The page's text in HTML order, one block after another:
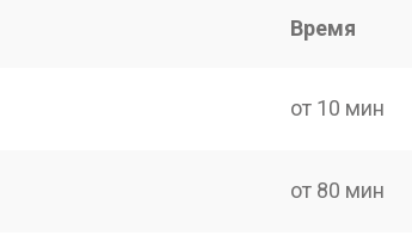
Время
от 10 мин
от 80 мин